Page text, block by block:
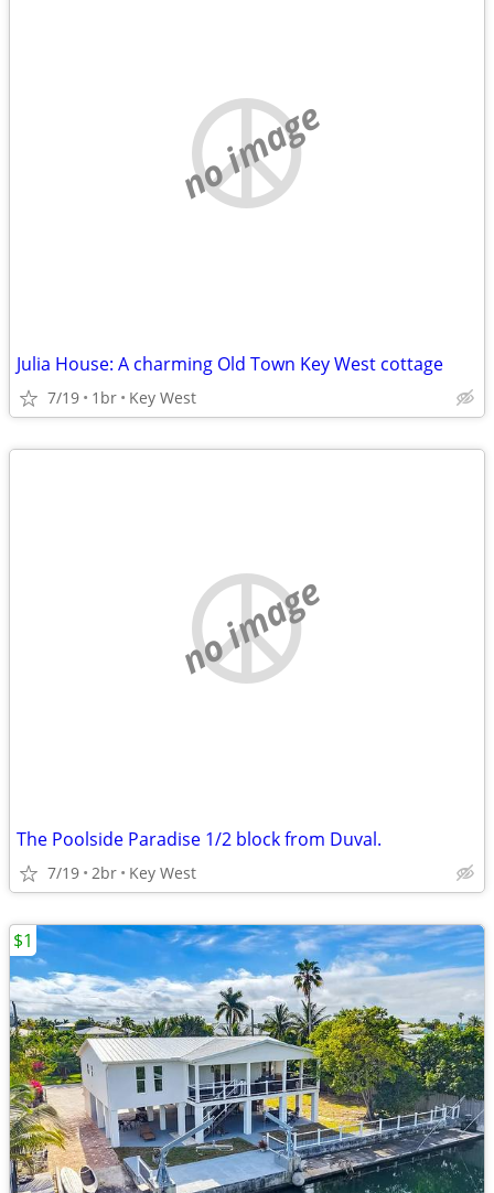
no image
Julia House: A charming Old Town Key West cottage
7/19 1br Key West
no image
The Poolside Paradise 1/2 block from Duval.
7/19 2br Key West
$1